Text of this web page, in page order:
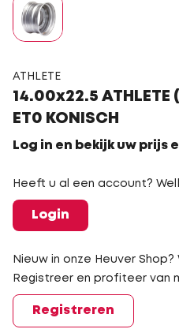
ATHLETE
14.00x22.5 ATHLETE
ET0 KONISCH
Log in en bekijk uw prijs
Heeft u al een account?
Login
Nieuw in onze Heuver Shop?
Registreer en profiteer van
Registreren